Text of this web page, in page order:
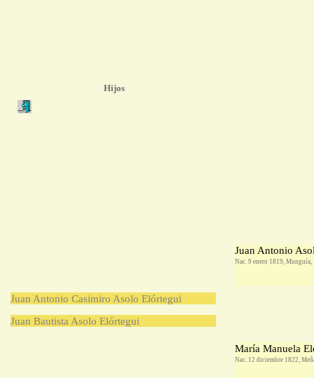
Hijos
Juan Antonio Casimiro Asolo Elórtegui
Juan Bautista Asolo Elórtegui
Juan Antonio
Nac. 9 enero 1819, Munguía,
María Manuela
Nac. 12 diciembre 1822,